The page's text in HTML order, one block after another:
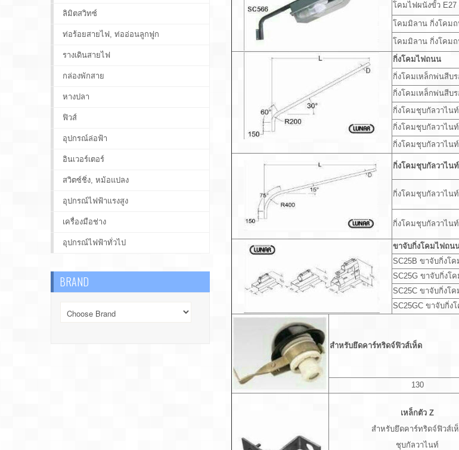
โคมไฟผนังขั้ว
โคมมิลาน กิ่งโค
โคมมิลาน กิ่งโคม
กิ่งโคมไฟถนน
กิ่งโคมเหล็กพ่นสีบ
กิ่งโคมเหล็กพ่นสีบ
กิ่งโคมชุบกัลวาไน
กิ่งโคมชุบกัลวาไน
กิ่งโคมชุบกัลวาไน
กิ่งโคมชุบกัลวาไน
กิ่งโคมชุบกัลวาไน
กิ่งโคมชุบกัลวาไน
ขาจับกิ่งโคมไฟถน
SC25B ขาจับกิ่งโ
SC25G ขาจับกิ่งโ
SC25C ขาจับกิ่งโ
SC25GC ขาจับกิ่ง
สำหรับยึดคาร์ทริดจ์ฟิวส์เห็ด
130
เหล็กตัว Z
สำหรับยึดคาร์ทริดจ์ฟิวส์เ
ชุบกัลวาไนท์
ลิมิตสวิทซ์
ท่อร้อยสายไฟ, ท่ออ่อนลูกฟูก
รางเดินสายไฟ
กล่องพักสาย
หางปลา
ฟิวส์
อุปกรณ์ล่อฟ้า
อินเวอร์เตอร์
สวิตซ์ชิ่ง, หม้อแปลง
อุปกรณ์ไฟฟ้าแรงสูง
เครื่องมือช่าง
อุปกรณ์ไฟฟ้าทั่วไป
BRAND